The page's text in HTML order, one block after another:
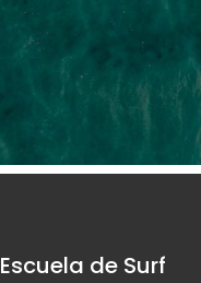
Escuela de Surf